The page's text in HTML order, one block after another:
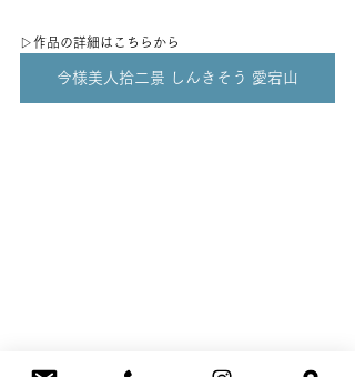
▷作品の詳細はこちらから
今様美人拾二景 しんきそう 愛宕山